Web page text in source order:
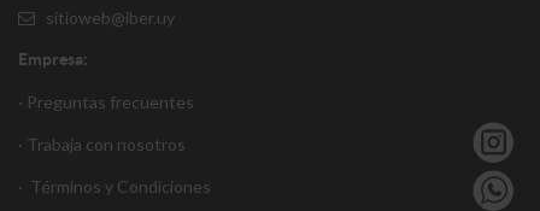
sitioweb@iber.uy
Empresa:
· Preguntas frecuentes
· Trabaja con nosotros
· Términos y Condiciones